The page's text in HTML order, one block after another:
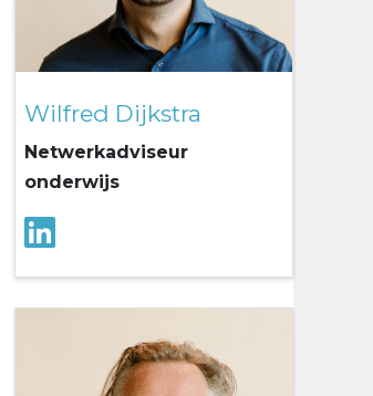
Wilfred Dijkstra
Netwerkadviseur
onderwijs